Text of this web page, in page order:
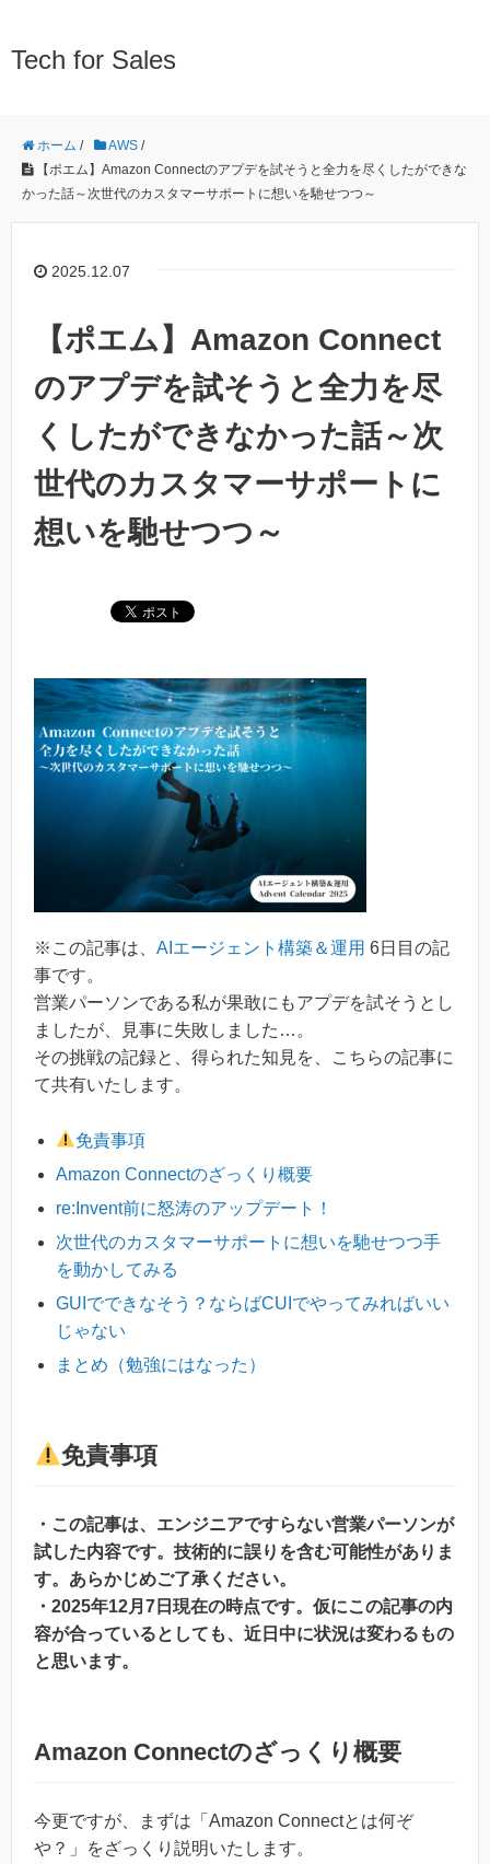
Tech for Sales
ホーム / AWS /
【ポエム】Amazon Connectのアプデを試そうと全力を尽くしたができな
かった話～次世代のカスタマーサポートに想いを馳せつつ～
2025.12.07
【ポエム】Amazon Connect
のアプデを試そうと全力を尽
くしたができなかった話～次
世代のカスタマーサポートに
想いを馳せつつ～
※この記事は、 AIエージェント構築＆運用 6日目の記
事です。
営業パーソンである私が果敢にもアプデを試そうとし
ましたが、見事に失敗しました…。
その挑戦の記録と、得られた知見を、こちらの記事に
て共有いたします。
免責事項
Amazon Connectのざっくり概要
re:Invent前に怒涛のアップデート！
次世代のカスタマーサポートに想いを馳せつつ手
を動かしてみる
GUIでできなそう？ならばCUIでやってみればいい
じゃない
まとめ（勉強にはなった）
免責事項
・この記事は、エンジニアですらない営業パーソンが
試した内容です。技術的に誤りを含む可能性がありま
す。あらかじめご了承ください。
・2025年12月7日現在の時点です。仮にこの記事の内
容が合っているとしても、近日中に状況は変わるもの
と思います。
Amazon Connectのざっくり概要
今更ですが、まずは「Amazon Connectとは何ぞ
や？」をざっくり説明いたします。